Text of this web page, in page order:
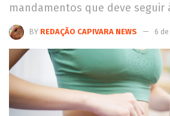
mandamentos que deve seguir
BY REDAÇÃO CAPIVARA NEWS 6